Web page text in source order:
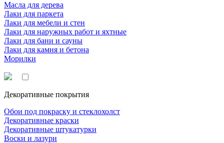
Масла для дерева
Лаки для паркета
Лаки для мебели и стен
Лаки для наружных работ и яхтные
Лаки для бани и сауны
Лаки для камня и бетона
Морилки
Декоративные покрытия
Обои под покраску и стеклохолст
Декоративные краски
Декоративные штукатурки
Воски и лазури